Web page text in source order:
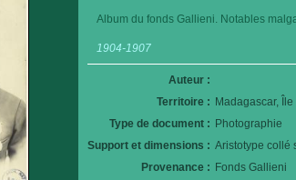
Album du fonds Gallieni. Notables
1904-1907
Auteur :
Territoire : Madagascar, Île
Type de document : Photographie
Support et dimensions : Aristotype collé
Provenance : Fonds Gallieni